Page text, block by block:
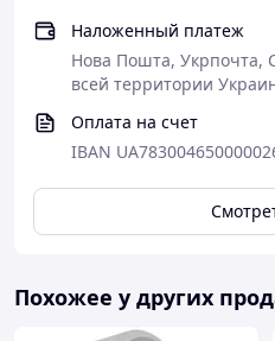
Наложенный платеж
Нова Пошта, Укрпочта,
всей территории
Оплата на счет
IBAN
Похожее у других